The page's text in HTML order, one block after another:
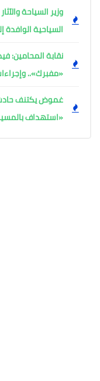
وزير السياحة
السياحية
نقابة المحامين:
«مفبرك»..
غموض يكتنف حادث
«استهداف